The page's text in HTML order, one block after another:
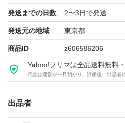
発送までの日数 2〜3日で発送
発送元の地域 東京都
商品ID z606586206
Yahoo!フリマは全品送料無料
代金は運営が一旦預かり、評価後、出品者
出品者